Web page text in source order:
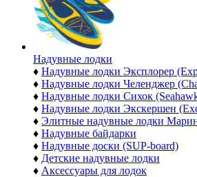
Надувные лодки
♦ Надувные лодки Эксплорер
♦ Надувные лодки Челенджер
♦ Надувные лодки Сихок
♦ Надувные лодки Экскершен
♦ Элитные надувные лодки
♦ Надувные байдарки
♦ Надувные доски (SUP-board)
♦ Детские надувные лодки
♦ Аксессуары для лодок